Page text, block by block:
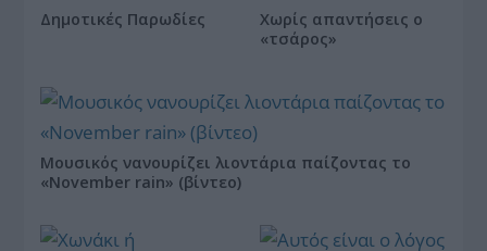
Δημοτικές Παρωδίες
Χωρίς απαντήσεις ο
«τσάρος»
Μουσικός νανουρίζει λιοντάρια παίζοντας το
«November rain» (βίντεο)